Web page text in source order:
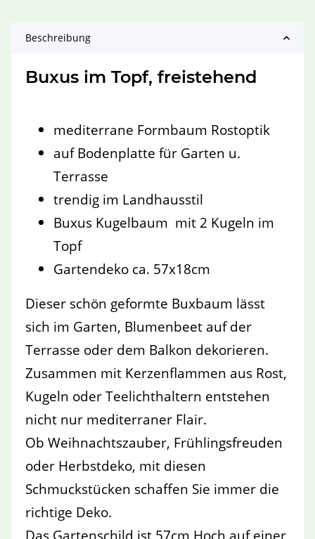
Beschreibung
Buxus im Topf, freistehend
mediterrane Formbaum Rostoptik
auf Bodenplatte für Garten u.
Terrasse
trendig im Landhausstil
Buxus Kugelbaum mit 2 Kugeln im
Topf
Gartendeko ca. 57x18cm
Dieser schön geformte Buxbaum lässt
sich im Garten, Blumenbeet auf der
Terrasse oder dem Balkon dekorieren.
Zusammen mit Kerzenflammen aus Rost,
Kugeln oder Teelichthaltern entstehen
nicht nur mediterraner Flair.
Ob Weihnachtszauber, Frühlingsfreuden
oder Herbstdeko, mit diesen
Schmuckstücken schaffen Sie immer die
richtige Deko.
Das Gartenschild ist 57cm Hoch auf einer